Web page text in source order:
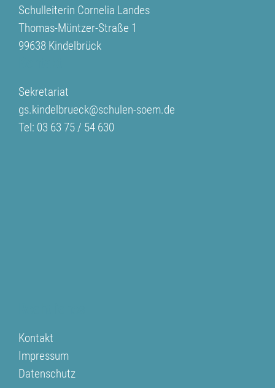
Schulleiterin Cornelia Landes
Thomas-Müntzer-Straße 1
99638 Kindelbrück
Sekretariat
gs.kindelbrueck@schulen-soem.de
Tel: 03 63 75 / 54 630
Kontakt
Impressum
Datenschutz